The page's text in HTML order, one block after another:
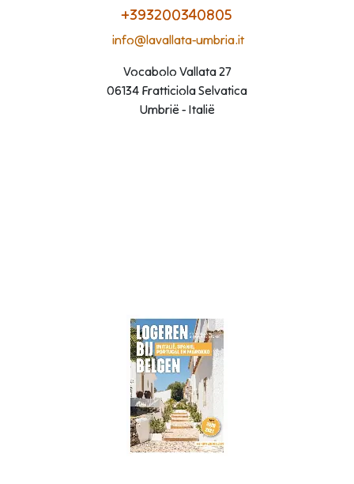
+393200340805
info@lavallata-umbria.it
Vocabolo Vallata 27
06134 Fratticiola Selvatica
Umbrië - Italië